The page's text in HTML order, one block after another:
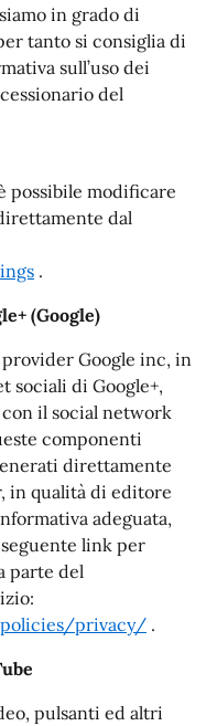
in grado di
tanto si consiglia di
sull’uso dei
del
possibile modificare
dal
.
(Google)
Google inc, in
sociali di Google+,
il social network
componenti
direttamente
in qualità di editore
adeguata,
link per
parte del
privacy/ .
pulsanti ed altri